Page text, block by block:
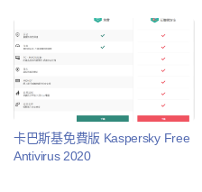
卡巴斯基免費版 Kaspersky Free
Antivirus 2020